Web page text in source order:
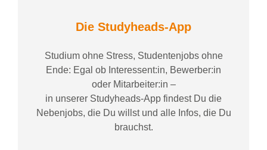
Die Studyheads-App
Studium ohne Stress, Studentenjobs ohne
Ende: Egal ob Interessent:in, Bewerber:in
oder Mitarbeiter:in –
in unserer Studyheads-App findest Du die
Nebenjobs, die Du willst und alle Infos, die Du
brauchst.